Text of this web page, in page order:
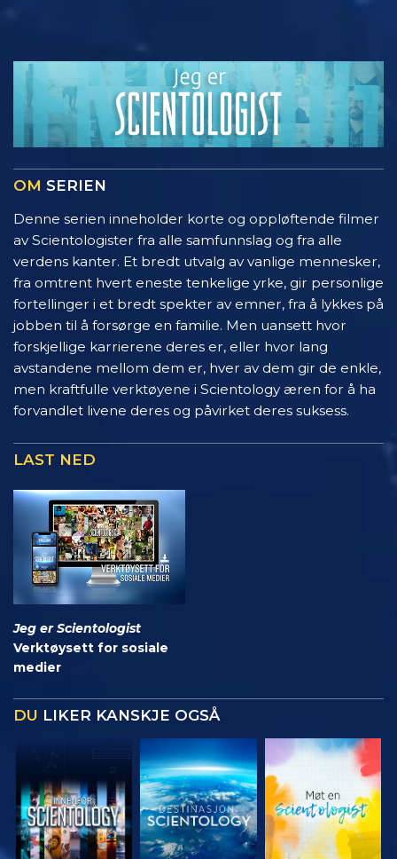
OM SERIEN
Denne serien inneholder korte og oppløftende filmer
av Scientologister fra alle samfunnslag og fra alle
verdens kanter. Et bredt utvalg av vanlige mennesker,
fra omtrent hvert eneste tenkelige yrke, gir personlige
fortellinger i et bredt spekter av emner, fra å lykkes på
jobben til å forsørge en familie. Men uansett hvor
forskjellige karrierene deres er, eller hvor lang
avstandene mellom dem er, hver av dem gir de enkle,
men kraftfulle verktøyene i Scientology æren for å ha
forvandlet livene deres og påvirket deres suksess.
LAST NED
Jeg er Scientologist
Verktøysett for sosiale
medier
DU LIKER KANSKJE OGSÅ